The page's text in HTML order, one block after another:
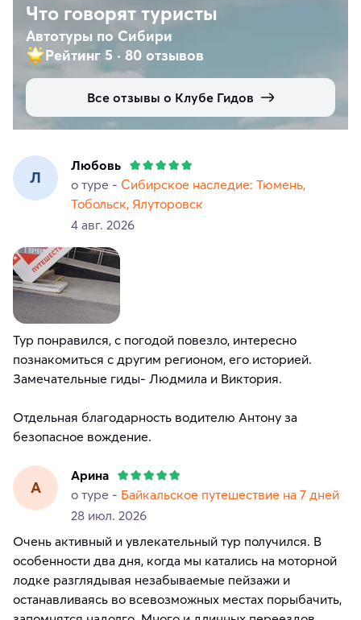
Что говорят туристы
Автотуры по Сибири
Рейтинг 5 · 80 отзывов
Все отзывы о Клубе Гидов
Л
Любовь
о туре - Сибирское наследие: Тюмень,
Тобольск, Ялуторовск
4 авг. 2026
Тур понравился, с погодой повезло, интересно
познакомиться с другим регионом, его историей.
Замечательные гиды- Людмила и Виктория.
Отдельная благодарность водителю Антону за
безопасное вождение.
А
Арина
о туре - Байкальское путешествие на 7 дней
28 июл. 2026
Очень активный и увлекательный тур получился. В
особенности два дня, когда мы катались на моторной
лодке разглядывая незабываемые пейзажи и
останавливаясь во всевозможных местах порыбачить,